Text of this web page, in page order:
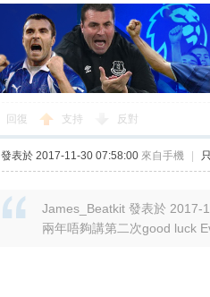
回復 支持 反對
發表於 2017-11-30 07:58:00 來自手機
James_Beatkit 發表於 2017-
兩年唔夠講第二次good luck